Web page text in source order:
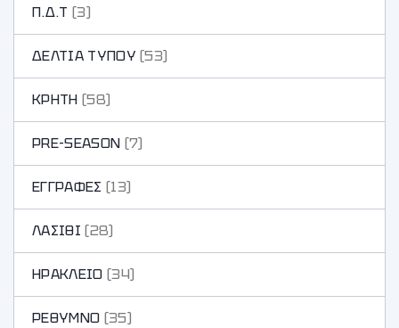
Π.Δ.Τ (3)
ΔΕΛΤΙΑ ΤΥΠΟΥ (53)
ΚΡΗΤΗ (58)
PRE-SEASON (7)
ΕΓΓΡΑΦΕΣ (13)
ΛΑΣΙΘΙ (28)
ΗΡΑΚΛΕΙΟ (34)
ΡΕΘΥΜΝΟ (35)